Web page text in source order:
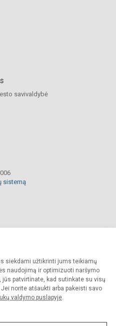
siekdami užtikrinti jums teikiamų
naudojimą ir optimizuoti naršymo
jūs patvirtinate, kad sutinkate su visų
norite atšaukti arba pakeisti savo
valdymo puslapyje.
savivaldybė
sistemą
svetainės turinį be raštiško
yra draudžiama.
Slapukų valdymas